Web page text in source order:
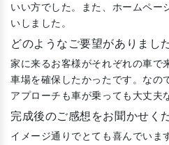
いい方でした。また、ホームペー
いしました。
どのようなご要望がありまし
家に来るお客様がそれぞれの車で
車場を確保したかったです。なの
アプローチも車が乗っても大丈夫
完成後のご感想をお聞かせく
イメージ通りでとても喜んでいま